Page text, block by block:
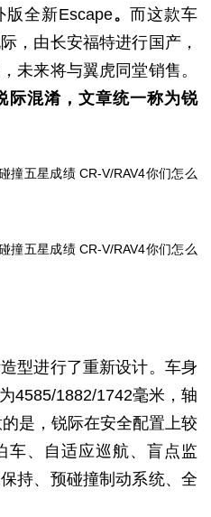
版全新Escape。而这款车
，由长安福特进行国产，
未来将与翼虎同堂销售。
际混淆，文章统一称为锐
型进行了重新设计。车身
4585/1882/1742毫米，轴
是，锐际在安全配置上较
车、自适应巡航、盲点监
持、预碰撞制动系统、全